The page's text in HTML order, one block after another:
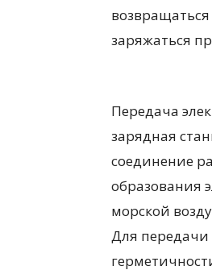
заряжаться
Передача
зарядная
соединение
образования
морской
Для передачи